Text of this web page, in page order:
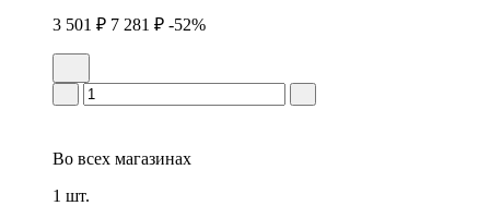
3 501 ₽ 7 281 ₽ -52%
Во всех магазинах
1 шт.